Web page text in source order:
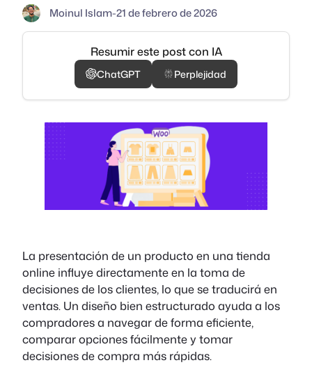
Moinul Islam-21 de febrero de 2026
Resumir este post con IA
ChatGPT Perplejidad
La presentación de un producto en una tienda
online influye directamente en la toma de
decisiones de los clientes, lo que se traducirá en
ventas. Un diseño bien estructurado ayuda a los
compradores a navegar de forma eficiente,
comparar opciones fácilmente y tomar
decisiones de compra más rápidas.